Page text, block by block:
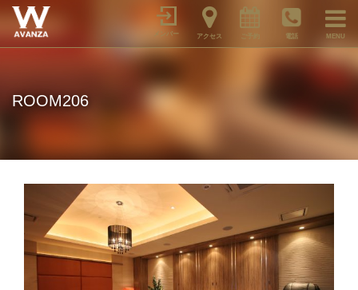
メンバー アクセス 電話 MENU
ROOM206